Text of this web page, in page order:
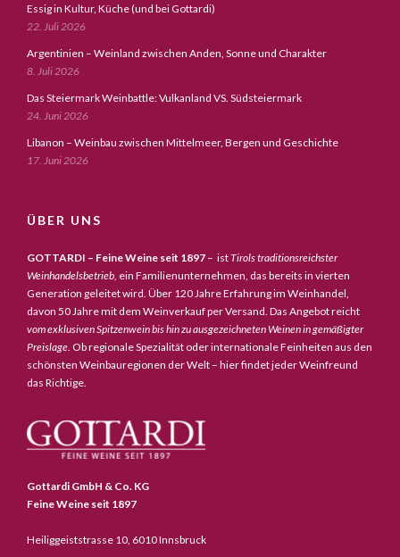
Essig in Kultur, Küche (und bei Gottardi)
22. Juli 2026
Argentinien – Weinland zwischen Anden, Sonne und Charakter
8. Juli 2026
Das Steiermark Weinbattle: Vulkanland VS. Südsteiermark
24. Juni 2026
Libanon – Weinbau zwischen Mittelmeer, Bergen und Geschichte
17. Juni 2026
ÜBER UNS
GOTTARDI – Feine Weine seit 1897 – istTirols traditionsreichster
Weinhandelsbetrieb, ein Familienunternehmen, das bereits in vierten
Generation geleitet wird. Über 120 Jahre Erfahrung im Weinhandel,
davon 50 Jahre mit dem Weinverkauf per Versand. Das Angebot reicht
vom exklusiven Spitzenwein bis hin zu ausgezeichneten Weinen in gemäßigter
Preislage . Ob regionale Spezialität oder internationale Feinheiten aus den
schönsten Weinbauregionen der Welt – hier findet jeder Weinfreund
das Richtige.
Gottardi GmbH & Co. KG
Feine Weine seit 1897
Heiliggeiststrasse 10, 6010 Innsbruck